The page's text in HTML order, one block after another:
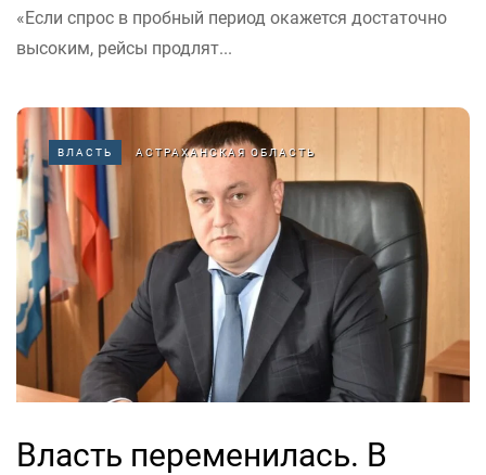
«Если спрос в пробный период окажется достаточно
высоким, рейсы продлят...
ВЛАСТЬ АСТРАХАНСКАЯ ОБЛАСТЬ
Власть переменилась. В